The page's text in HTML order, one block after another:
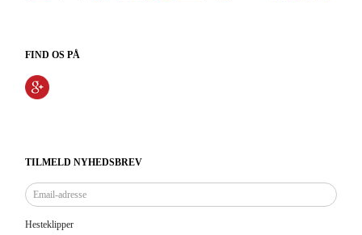
FIND OS PÅ
TILMELD NYHEDSBREV
Email-
adresse
Hesteklipper